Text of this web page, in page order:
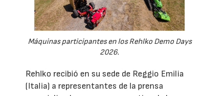
Máquinas participantes en los Rehlko Demo Days
2026.
Rehlko recibió en su sede de Reggio Emilia
(Italia) a representantes de la prensa